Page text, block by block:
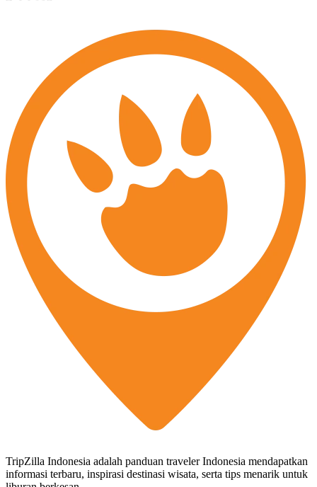
TripZilla Indonesia adalah panduan traveler Indonesia mendapatkan
informasi terbaru, inspirasi destinasi wisata, serta tips menarik untuk